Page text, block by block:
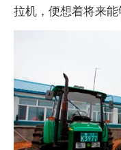
拉机，便想着将来